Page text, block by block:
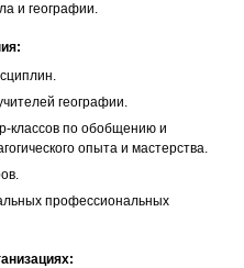
и географии.
географии.
классов по обобщению и
опыта и мастерства.
профессиональных